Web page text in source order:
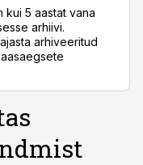
kui 5 aastat vana
arhiivi.
arhiveeritud